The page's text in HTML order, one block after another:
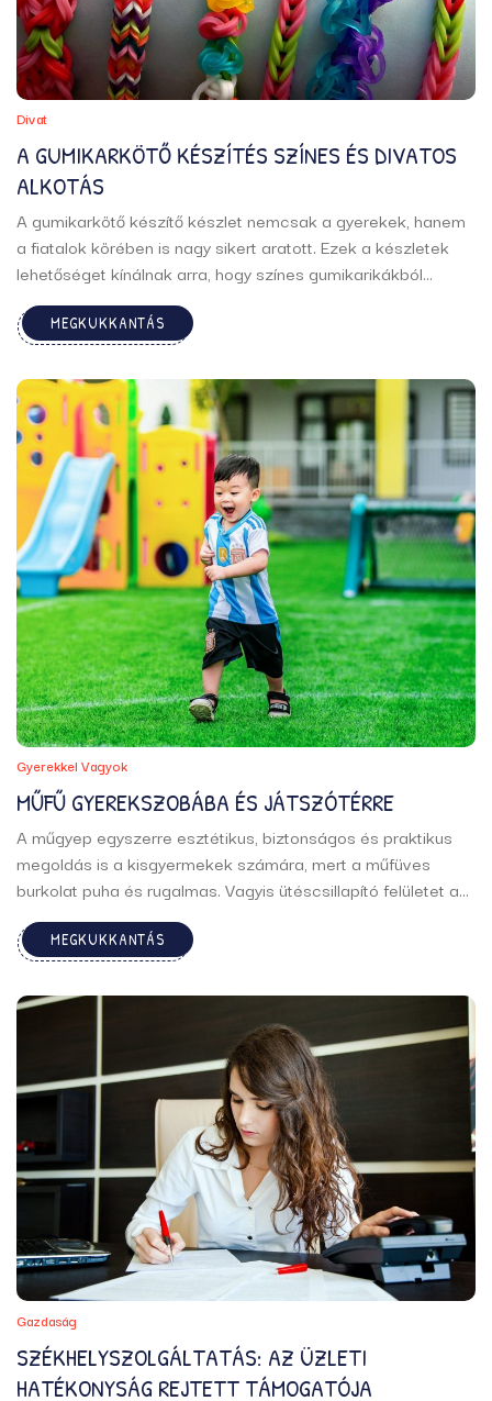
Divat
A GUMIKARKÖTŐ KÉSZÍTÉS SZÍNES ÉS DIVATOS
ALKOTÁS
A gumikarkötő készítő készlet nemcsak a gyerekek, hanem
a fiatalok körében is nagy sikert aratott. Ezek a készletek
lehetőséget kínálnak arra, hogy színes gumikarikákból
egyedi és divatos karkötőket, nyakláncokat, gyűrűket vagy
akár kulcstartókat készítsünk. A kis színes, rugalmas
gumikarikák végtelen variációkat tesznek lehetővé, így ...
MEGKUKKANTÁS
Gyerekkel Vagyok
MŰFŰ GYEREKSZOBÁBA ÉS JÁTSZÓTÉRRE
A műgyep egyszerre esztétikus, biztonságos és praktikus
megoldás is a kisgyermekek számára, mert a műfüves
burkolat puha és rugalmas. Vagyis ütéscsillapító felületet ad
és tiszta, higiénikus környezetet teremt a játékhoz. A
technológiai fejlesztések miatt teljes mértékben
megfelelnek a gyermekbarát elvárásoknak beltéri és kültéri
felhasználásnál ...
MEGKUKKANTÁS
Gazdaság
SZÉKHELYSZOLGÁLTATÁS: AZ ÜZLETI
HATÉKONYSÁG REJTETT TÁMOGATÓJA